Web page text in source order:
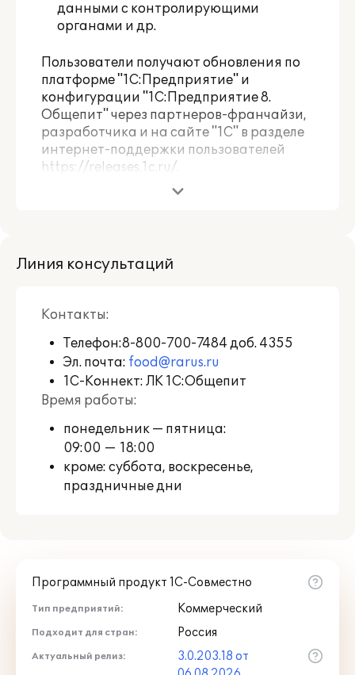
Линия консультаций
Контакты:
Телефон:8-800-700-7484 доб. 4355
Эл. почта: food@rarus.ru
1С-Коннект: ЛК 1С:Общепит
Время работы:
понедельник — пятница:
09:00 — 18:00
кроме: суббота, воскресенье,
праздничные дни
данными с контролирующими
органами и др.
Пользователи получают обновления по
платформе "1С:Предприятие" и
конфигурации "1С:Предприятие 8.
Общепит" через партнеров-франчайзи,
разработчика и на сайте "1С" в разделе
интернет-поддержки пользователей
https://releases.1c.ru/
используемого отраслевого
программного продукта, путем
пользователя
высказывая свои пожелания и
замечания по развитию.
Также предоставляется возможность
разработчика решения "1С-Совместно"
по вопросам ведения учета в
используемом решении:
консультация в месяц.
Пользователи, активировавшие 1С:КП
Отраслевой, обслуживаются
соответствии с регламентами,
Программный продукт 1С-Совместно
Тип предприятий: Коммерческий
Подходит для стран: Россия
Актуальный релиз:
3.0.203.18 от